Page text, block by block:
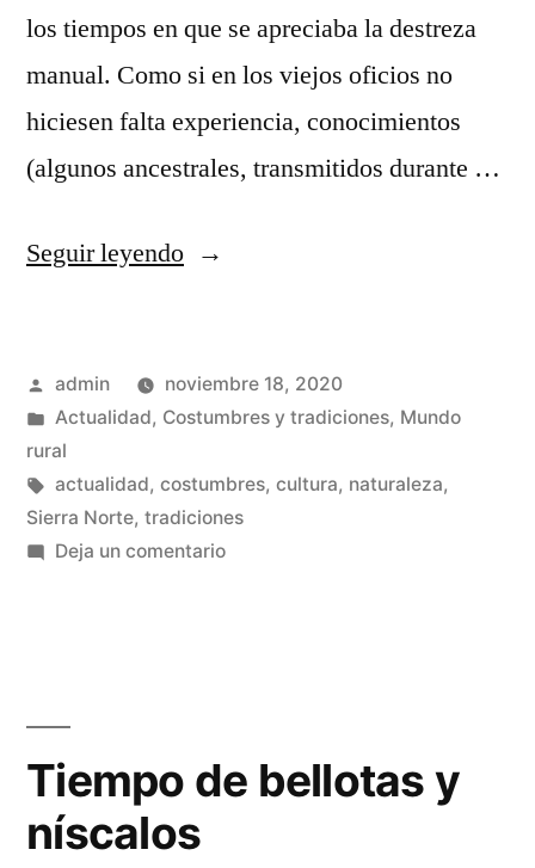
los tiempos en que se apreciaba la destreza
manual. Como si en los viejos oficios no
hiciesen falta experiencia, conocimientos
(algunos ancestrales, transmitidos durante …
Seguir leyendo«Oficios
antes»
Publicado
por
admin
noviembre 18, 2020
Publicado
en
Actualidad, Costumbres y tradiciones, Mundo
rural
Etiquetas:
actualidad, costumbres, cultura, naturaleza,
Sierra Norte, tradiciones
Deja un comentarioen
Tiempo de bellotas y
níscalos